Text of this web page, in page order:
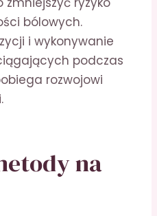
bólowych.
i wykonywanie
podczas
rozwojowi
na